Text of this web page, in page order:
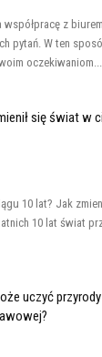
z
pytań. W ten
się świat w
10 lat? Jak
10 lat świat
uczyć